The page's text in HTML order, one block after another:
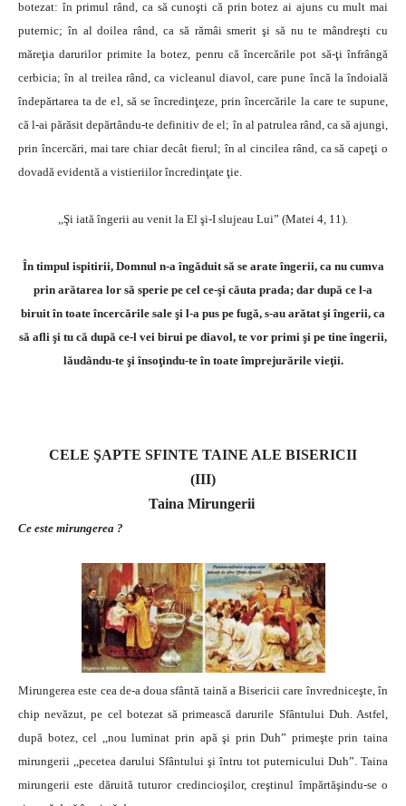
botezat: în primul rând, ca să cunoşti că prin botez ai ajuns cu mult mai
puternic; în al doilea rând, ca să rămâi smerit şi să nu te mândreşti cu
măreţia darurilor primite la botez, penru că încercările pot să-ţi înfrângă
cerbicia; în al treilea rând, ca vicleanul diavol, care pune încă la îndoială
îndepărtarea ta de el, să se încredinţeze, prin încercările la care te supune,
că l-ai părăsit depărtându-te definitiv de el; în al patrulea rând, ca să ajungi,
prin încercări, mai tare chiar decât fierul; în al cincilea rând, ca să capeţi o
dovadă evidentă a vistieriilor încredinţate ţie.
,,Şi iată îngerii au venit la El şi-I slujeau Lui” (Matei 4, 11).
În timpul ispitirii, Domnul n-a îngăduit să se arate îngerii, ca nu cumva
prin arătarea lor să sperie pe cel ce-şi căuta prada; dar după ce l-a
biruit în toate încercările sale şi l-a pus pe fugă, s-au arătat şi îngerii, ca
să afli şi tu că după ce-l vei birui pe diavol, te vor primi şi pe tine îngerii,
lăudându-te şi însoţindu-te în toate împrejurările vieţii.
CELE ŞAPTE SFINTE TAINE ALE BISERICII
(III)
Taina Mirungerii
Ce este mirungerea ?
Mirungerea este cea de-a doua sfântă taină a Bisericii care învredniceşte, în
chip nevăzut, pe cel botezat să primească darurile Sfântului Duh. Astfel,
după botez, cel ,,nou luminat prin apă şi prin Duh” primeşte prin taina
mirungerii ,,pecetea darului Sfântului şi întru tot puternicului Duh”. Taina
mirungerii este dăruită tuturor credincioşilor, creştinul împărtăşindu-se o